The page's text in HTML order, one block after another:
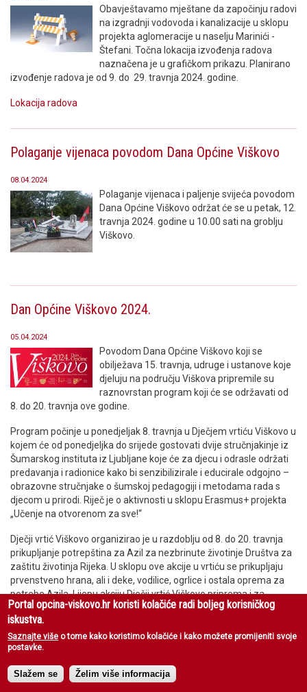
Obavještavamo mještane da započinju radovi
na izgradnji vodovoda i kanalizacije u sklopu
projekta aglomeracije u naselju Marinići -
Štefani. Točna lokacija izvođenja radova
naznačena je u grafičkom prikazu. Planirano
izvođenje radova je od 9. do 29. travnja 2024. godine.
Lokacija radova
Polaganje vijenaca povodom Dana Općine Viškovo
08.04.2024
Polaganje vijenaca i paljenje svijeća povodom
Dana Općine Viškovo održat će se u petak, 12.
travnja 2024. godine u 10.00 sati na groblju
Viškovo.
Dan Općine Viškovo 2024.
05.04.2024
Povodom Dana Općine Viškovo koji se
obilježava 15. travnja, udruge i ustanove koje
djeluju na području Viškova pripremile su
raznovrstan program koji će se održavati od
8. do 20. travnja ove godine.
Program počinje u ponedjeljak 8. travnja u Dječjem vrtiću Viškovo u
kojem će od ponedjeljka do srijede gostovati dvije stručnjakinje iz
Šumarskog instituta iz Ljubljane koje će za djecu i odrasle održati
predavanja i radionice kako bi senzibilizirale i educirale odgojno –
obrazovne stručnjake o šumskoj pedagogiji i metodama rada s
djecom u prirodi. Riječ je o aktivnosti u sklopu Erasmus+ projekta
„Učenje na otvorenom za sve!“
Dječji vrtić Viškovo organizirao je u razdoblju od 8. do 20. travnja
prikupljanje potrepština za Azil za nezbrinute životinje Društva za
zaštitu životinja Rijeka. U sklopu ove akcije u vrtiću se prikupljaju
prvenstveno hrana, ali i deke, vodilice, ogrlice i ostala oprema za
potrebe Azila. Lijepu akciju Dječji vrtić Viškovo priprema i za
ponedjeljak 15. travnja kada se za svu zainteresiranu djecu u
vremenu od 16:00 do 18:00 sati u vrtiću održava akcija razmjene
igračaka uz pravilo da se uz svaku predanu igračku može uzeti
neka druga. Dan kasnije predškolske skupine Dječjeg vrtića dijelit
Portal opcina-viskovo.hr koristi kolačiće radi boljeg korisničkog
iskustva.
Saznajte više o tome kako koristimo kolačiće i kako možete promijeniti svoje
postavke.
Slažem se Želim više informacija